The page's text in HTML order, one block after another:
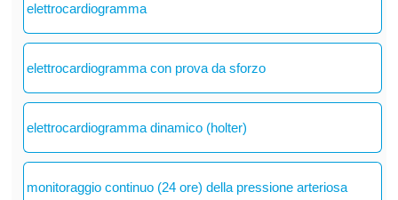
elettrocardiogramma
elettrocardiogramma con prova da sforzo
elettrocardiogramma dinamico (holter)
monitoraggio continuo (24 ore) della pressione arteriosa